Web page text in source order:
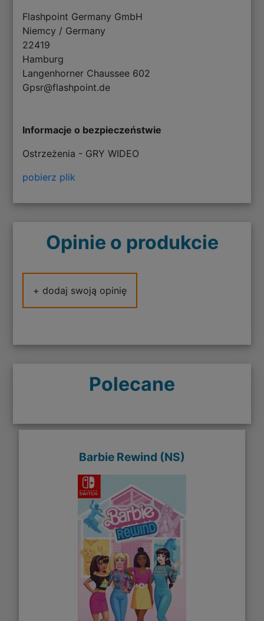
Flashpoint Germany GmbH
Niemcy / Germany
22419
Hamburg
Langenhorner Chaussee 602
Gpsr@flashpoint.de
Informacje o bezpieczeństwie
Ostrzeżenia - GRY WIDEO
pobierz plik
Opinie o produkcie
+ dodaj swoją opinię
Polecane
Barbie Rewind (NS)